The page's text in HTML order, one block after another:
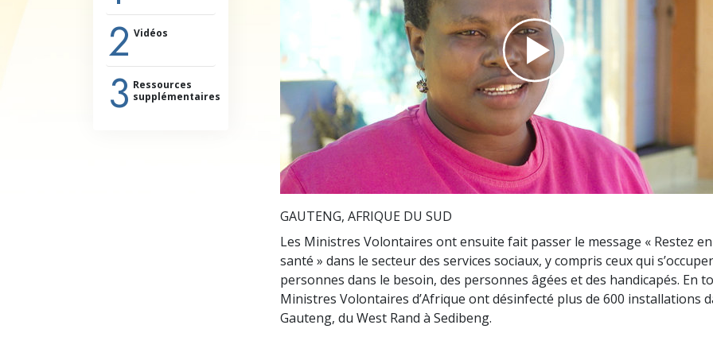
Qu’est-ce que la grandeur ?
Play
Video
GAUTENG, AFRIQUE DU SUD
Les Ministres Volontaires ont ensuite fait passer le message « Restez
santé » dans le secteur des services sociaux, y compris ceux qui
personnes dans le besoin, des personnes âgées et des handicapés. En
Ministres Volontaires d’Afrique ont désinfecté plus de 600 installations
Gauteng, du West Rand à Sedibeng.
2 Vidéos
3 Ressources
supplémentaires